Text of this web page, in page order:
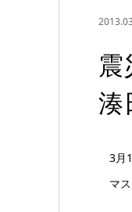
湊
3月
マス